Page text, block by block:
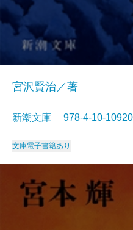
宮沢賢治／著
新潮文庫 978-4-10-
文庫電子書籍あり